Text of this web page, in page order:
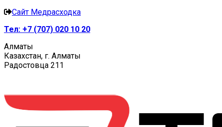
Сайт Медрасходка
Тел: +7 (707) 020 10 20
Алматы
Казахстан, г. Алматы
Радостовца 211